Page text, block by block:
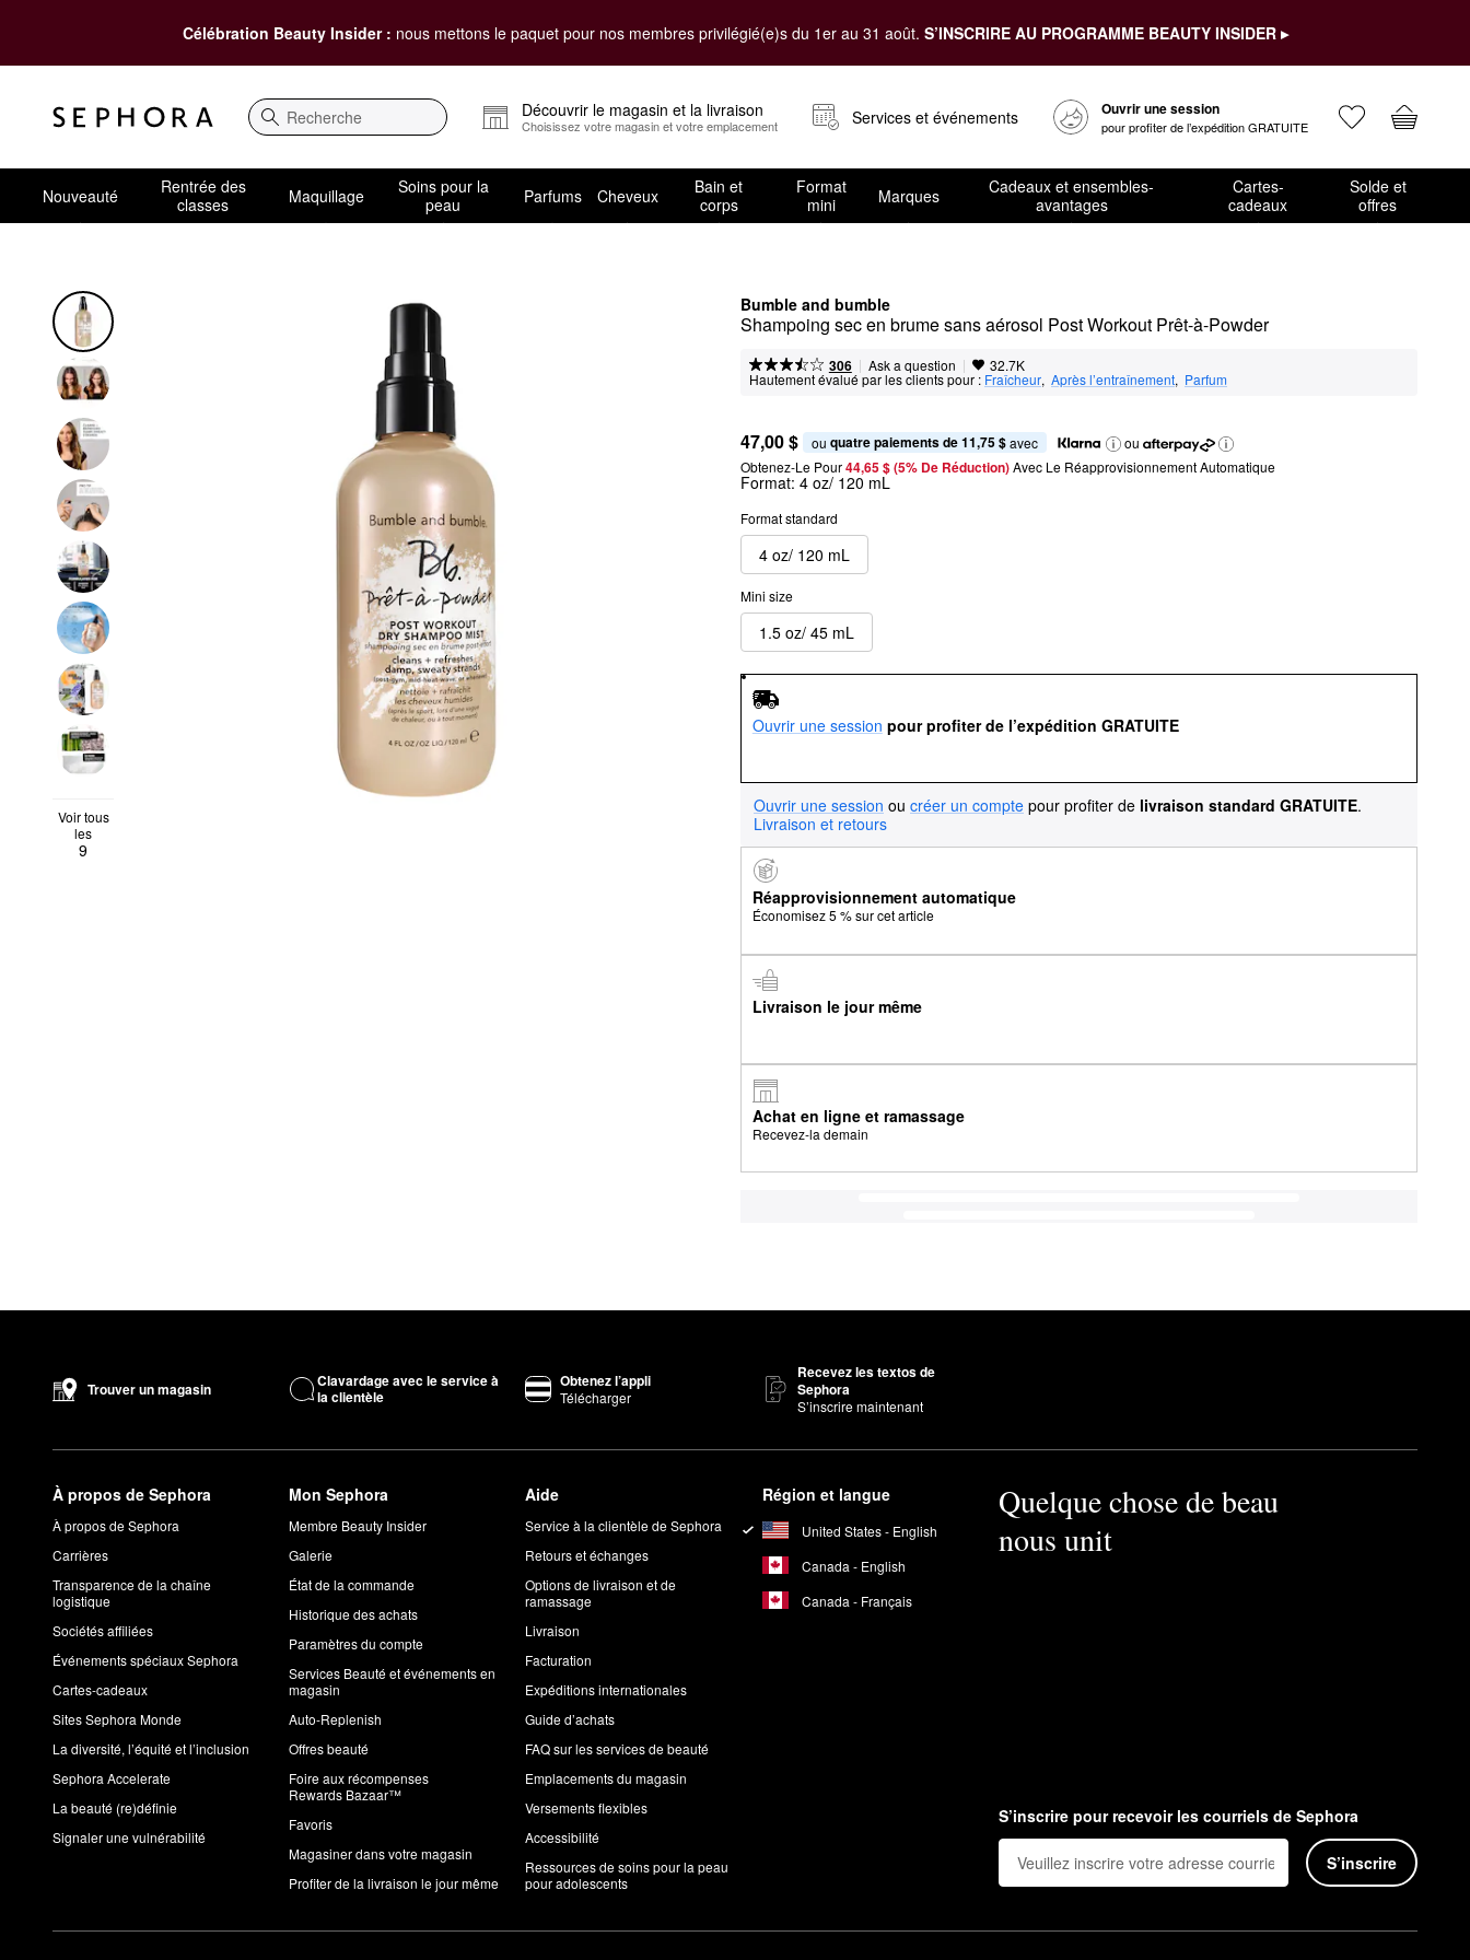
Célébration Beauty Insider : nous mettons le paquet pour nos membres privilégié(e)s du 1er au 31 août. S’INSCRIRE AU PROGRAMME BEAUTY INSIDER ▸
Recherche
Découvrir le magasin et la livraison
Choisissez votre magasin et votre emplacement Services et événements Ouvrir une session
pour profiter de l’expédition GRATUITE
Nouveauté
Rentrée des
classes
Maquillage
Soins pour la
peau
Parfums Cheveux
Bain et
corps
Format
mini
Marques
Cadeaux et ensembles-
avantages
Cartes-
cadeaux
Solde et
offres
Bumble and bumble
Shampoing sec en brume sans aérosol Post Workout Prêt-à-Powder
306 | Ask a question | 32.7K
Hautement évalué par les clients pour : Fraîcheur, Après l’entraînement, Parfum
Voir tous
les
9
47,00 $ ou quatre paiements de 11,75 $ avec
ou
Obtenez-Le Pour44,65 $ (5% De Réduction) Avec Le Réapprovisionnement Automatique
Format: 4 oz/ 120 mL
Format standard
4 oz/ 120 mL
Mini size
1.5 oz/ 45 mL
Ouvrir une session pour profiter de l’expédition GRATUITE
Ouvrir une session ou créer un compte pour profiter de livraison standard GRATUITE.
Livraison et retours
Réapprovisionnement automatique
Économisez 5 % sur cet article
Livraison le jour même
Achat en ligne et ramassage
Recevez-la demain
Trouver un magasin
Clavardage avec le service à
la clientèle
Obtenez l’appli
Télécharger
Recevez les textos de
Sephora
S’inscrire maintenant
À propos de Sephora
À propos de Sephora
Carrières
Transparence de la chaîne
logistique
Sociétés affiliées
Événements spéciaux Sephora
Cartes-cadeaux
Sites Sephora Monde
La diversité, l’équité et l’inclusion
Sephora Accelerate
La beauté (re)définie
Signaler une vulnérabilité
Mon Sephora
Membre Beauty Insider
Galerie
État de la commande
Historique des achats
Paramètres du compte
Services Beauté et événements en
magasin
Auto-Replenish
Offres beauté
Foire aux récompenses
Rewards Bazaar™
Favoris
Magasiner dans votre magasin
Profiter de la livraison le jour même
Aide
Service à la clientèle de Sephora
Retours et échanges
Options de livraison et de
ramassage
Livraison
Facturation
Expéditions internationales
Guide d’achats
FAQ sur les services de beauté
Emplacements du magasin
Versements flexibles
Accessibilité
Ressources de soins pour la peau
pour adolescents
Région et langue
United States - English
Canada - English
Canada - Français
Quelque chose de beau
nous unit
S’inscrire pour recevoir les courriels de Sephora
S’inscrire